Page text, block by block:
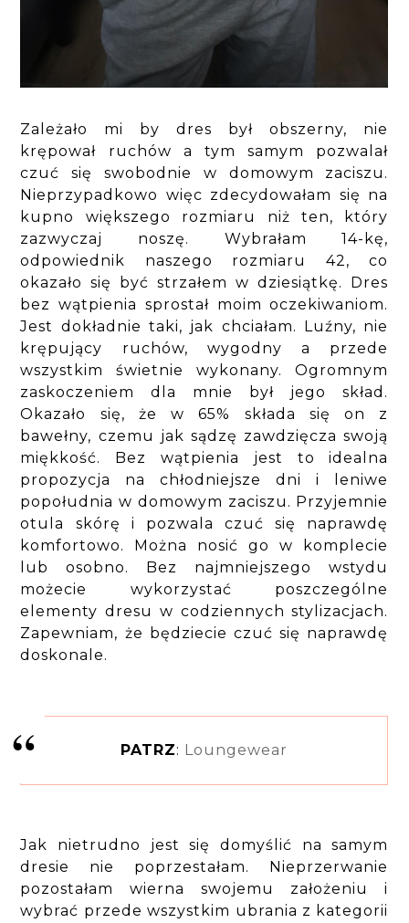
Zależało mi by dres był obszerny, nie
krępował ruchów a tym samym pozwalał
czuć się swobodnie w domowym zaciszu.
Nieprzypadkowo więc zdecydowałam się na
kupno większego rozmiaru niż ten, który
zazwyczaj noszę. Wybrałam 14-kę,
odpowiednik naszego rozmiaru 42, co
okazało się być strzałem w dziesiątkę. Dres
bez wątpienia sprostał moim oczekiwaniom.
Jest dokładnie taki, jak chciałam. Luźny, nie
krępujący ruchów, wygodny a przede
wszystkim świetnie wykonany. Ogromnym
zaskoczeniem dla mnie był jego skład.
Okazało się, że w 65% składa się on z
bawełny, czemu jak sądzę zawdzięcza swoją
miękkość. Bez wątpienia jest to idealna
propozycja na chłodniejsze dni i leniwe
popołudnia w domowym zaciszu. Przyjemnie
otula skórę i pozwala czuć się naprawdę
komfortowo. Można nosić go w komplecie
lub osobno. Bez najmniejszego wstydu
możecie wykorzystać poszczególne
elementy dresu w codziennych stylizacjach.
Zapewniam, że będziecie czuć się naprawdę
doskonale.
PATRZ: Loungewear
Jak nietrudno jest się domyślić na samym
dresie nie poprzestałam. Nieprzerwanie
pozostałam wierna swojemu założeniu i
wybrać przede wszystkim ubrania z kategorii